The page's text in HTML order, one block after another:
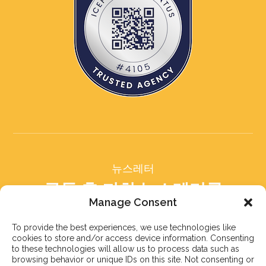
Manage Consent
To provide the best experiences, we use technologies like
cookies to store and/or access device information. Consenting
to these technologies will allow us to process data such as
browsing behavior or unique IDs on this site. Not consenting or
뉴스레터
구독 후 저희 뉴스레터를
받아보세요